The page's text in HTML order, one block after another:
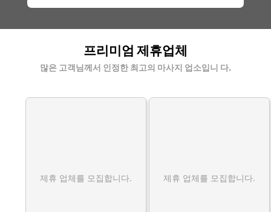
프리미엄 제휴업체
많은 고객님께서 인정한 최고의 마사지 업소입니 다.
제휴 업체를 모집합니다. 제휴 업체를 모집합니다.